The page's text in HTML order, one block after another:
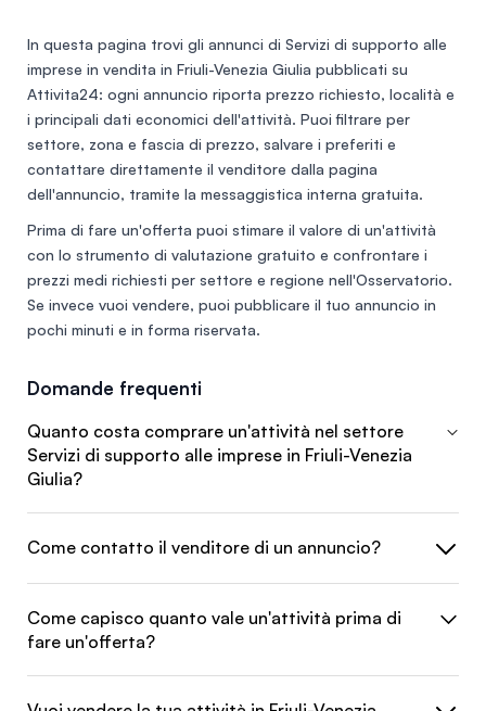
In questa pagina trovi gli annunci di Servizi di supporto alle
imprese in vendita in Friuli-Venezia Giulia pubblicati su
Attivita24: ogni annuncio riporta prezzo richiesto, località e
i principali dati economici dell'attività. Puoi filtrare per
settore, zona e fascia di prezzo, salvare i preferiti e
contattare direttamente il venditore dalla pagina
dell'annuncio, tramite la messaggistica interna gratuita.
Prima di fare un'offerta puoi stimare il valore di un'attività
con lo strumento di valutazione gratuito e confrontare i
prezzi medi richiesti per settore e regione nell'Osservatorio.
Se invece vuoi vendere, puoi pubblicare il tuo annuncio in
pochi minuti e in forma riservata.
Domande frequenti
Quanto costa comprare un'attività nel settore
Servizi di supporto alle imprese in Friuli-Venezia
Giulia?
Come contatto il venditore di un annuncio?
Come capisco quanto vale un'attività prima di
fare un'offerta?